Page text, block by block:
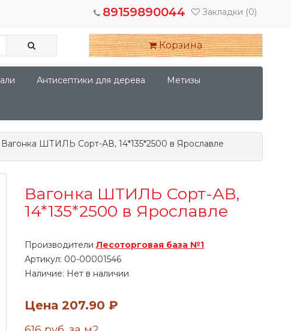
Закладки (0)
89159890044
Корзина
Антисептики для дерева Метизы
Вагонка ШТИЛЬ Сорт-АВ, 14*135*2500 в Ярославле
Вагонка ШТИЛЬ Сорт-АВ,
14*135*2500 в Ярославле
ПроизводителиЛесоторговая база №1
Артикул: 00-00001546
Наличие: Нет в наличии
Цена207.90 ₽